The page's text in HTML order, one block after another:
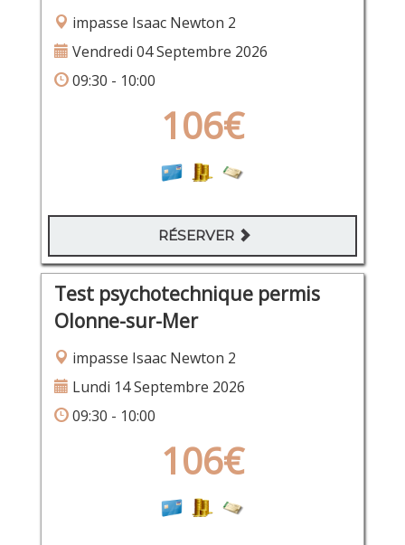
impasse Isaac Newton 2
Vendredi 04 Septembre 2026
09:30 - 10:00
106€
RÉSERVER
Test psychotechnique permis
Olonne-sur-Mer
impasse Isaac Newton 2
Lundi 14 Septembre 2026
09:30 - 10:00
106€